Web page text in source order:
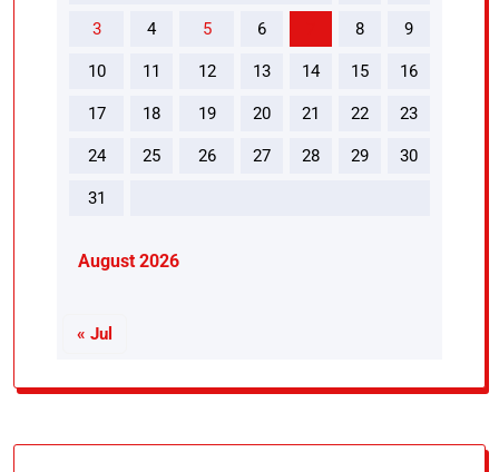
August 2026
3 4 5 6 8 9
10 11 12 13 14 15 16
17 18 19 20 21 22 23
24 25 26 27 28 29 30
31
« Jul